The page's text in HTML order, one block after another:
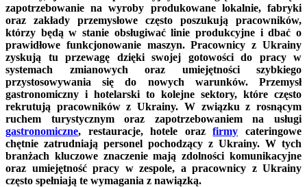
zapotrzebowanie na wyroby produkowane lokalnie, fabryki
oraz zakłady przemysłowe często poszukują pracowników,
którzy będą w stanie obsługiwać linie produkcyjne i dbać o
prawidłowe funkcjonowanie maszyn. Pracownicy z Ukrainy
zyskują tu przewagę dzięki swojej gotowości do pracy w
systemach zmianowych oraz umiejętności szybkiego
przystosowywania się do nowych warunków. Przemysł
gastronomiczny i hotelarski to kolejne sektory, które często
rekrutują pracowników z Ukrainy. W związku z rosnącym
ruchem turystycznym oraz zapotrzebowaniem na usługi
gastronomiczne, restauracje, hotele orazfirmy cateringowe
chętnie zatrudniają personel pochodzący z Ukrainy. W tych
branżach kluczowe znaczenie mają zdolności komunikacyjne
oraz umiejętność pracy w zespole, a pracownicy z Ukrainy
często spełniają te wymagania z nawiązką.